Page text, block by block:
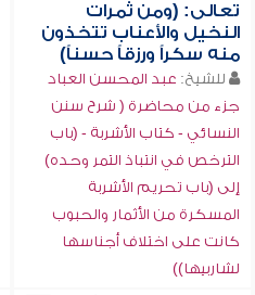
تعالى: (ومن ثمرات
النخيل والأعناب تتخذون
منه سكراً ورزقاً حسناً)
للشيخ: عبد المحسن العباد
جزء من محاضرة ( شرح سنن
النسائي - كتاب الأشربة - (باب
الترخص في انتباذ التمر وحده)
إلى (باب تحريم الأشربة
المسكرة من الأثمار والحبوب
كانت على اختلاف أجناسها
لشاربيها))